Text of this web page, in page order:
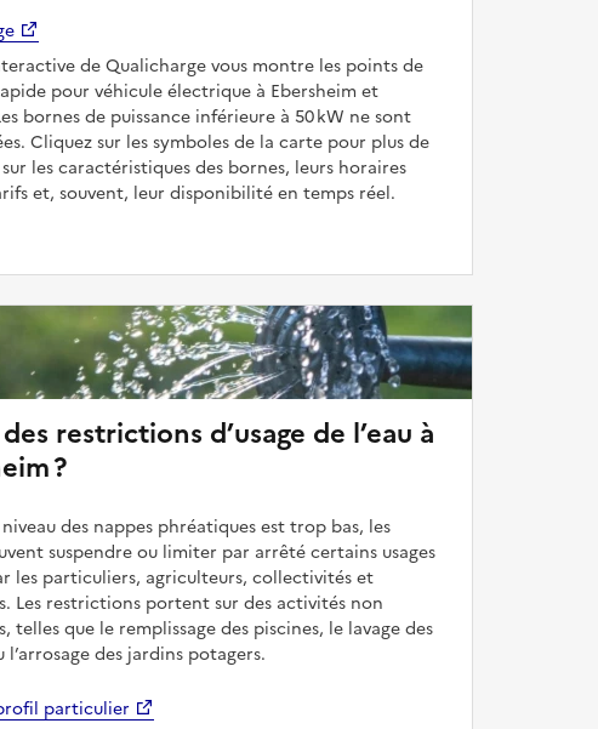
de Qualicharge vous montre les points de
pour véhicule électrique à Ebersheim et
bornes de puissance inférieure à 50 kW ne sont
Cliquez sur les symboles de la carte pour plus de
les caractéristiques des bornes, leurs horaires
et, souvent, leur disponibilité en temps réel.
restrictions d’usage de l’eau à
?
des nappes phréatiques est trop bas, les
suspendre ou limiter par arrêté certains usages
les particuliers, agriculteurs, collectivités et
Les restrictions portent sur des activités non
telles que le remplissage des piscines, le lavage des
l’arrosage des jardins potagers.
particulier